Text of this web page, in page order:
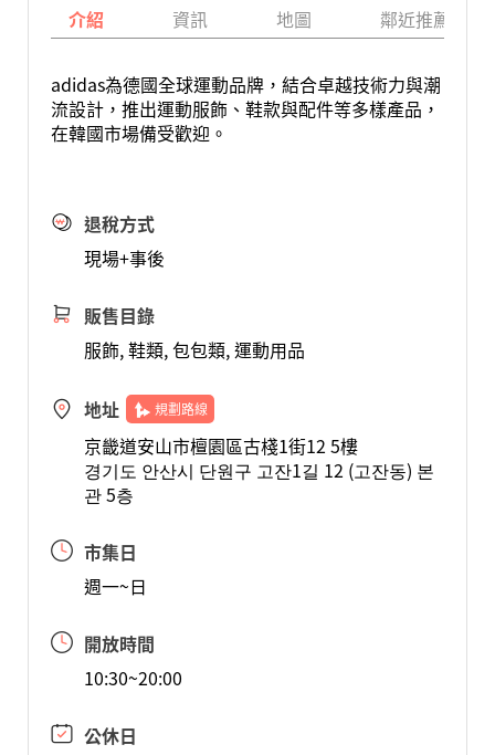
介紹 資訊 地圖 鄰近推薦景點
adidas為德國全球運動品牌，結合卓越技術力與潮
流設計，推出運動服飾、鞋款與配件等多樣產品，
在韓國市場備受歡迎。
退稅方式
現場+事後
販售目錄
服飾, 鞋類, 包包類, 運動用品
地址 規劃路線
京畿道安山市檀園區古棧1街12 5樓
경기도 안산시 단원구 고잔1길 12 (고잔동) 본
관 5층
市集日
週一~日
開放時間
10:30~20:00
公休日